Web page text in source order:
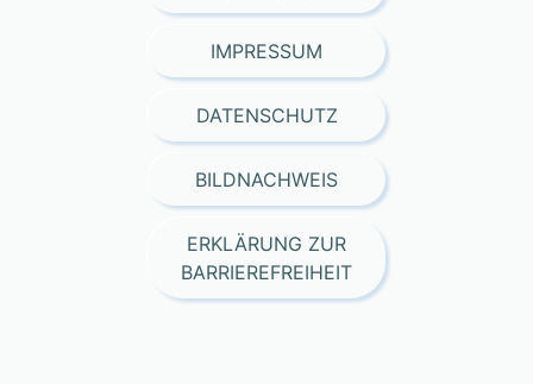
IMPRESSUM
DATENSCHUTZ
BILDNACHWEIS
ERKLÄRUNG ZUR
BARRIEREFREIHEIT